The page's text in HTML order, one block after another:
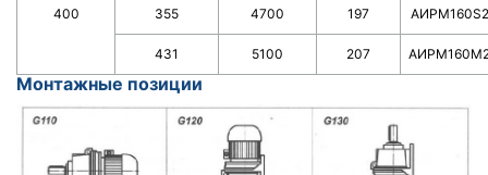
400 355 4700 197
431 5100 207
Монтажные позиции